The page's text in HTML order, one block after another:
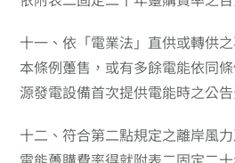
十一、依「電業法」直供或轉供
本條例躉售，或有多餘電能依同
源發電設備首次提供電能時之公告
十二、 符合第二點規定之離岸風